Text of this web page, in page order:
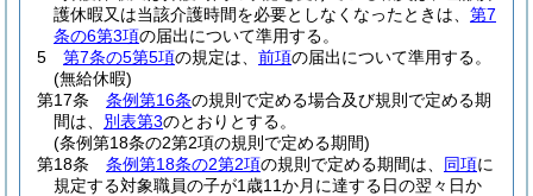
護休暇又は当該介護時間を必要としなくなったときは、 第7
条の6第3項の届出について準用する。
5
第7条の5第5項の規定は、 前項の届出について準用する。
(無給休暇)
第17条
条例第16条の規則で定める場合及び規則で定める期
間は、 別表第3のとおりとする。
(条例第18条の2第2項の規則で定める期間)
第18条
条例第18条の2第2項の規則で定める期間は、 同項に
規定する対象職員の子が1歳11か月に達する日の翌々日か